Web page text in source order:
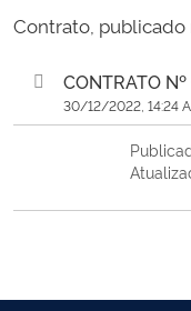
Contrato,
CONTRATO
30/12/2022, 14:24